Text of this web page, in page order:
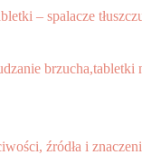
– spalacze
brzucha,tabletki
źródła i